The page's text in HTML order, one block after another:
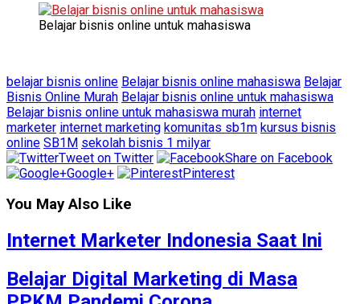
Belajar bisnis online untuk mahasiswa
belajar bisnis online Belajar bisnis online mahasiswa Belajar
Bisnis Online Murah Belajar bisnis online untuk mahasiswa
Belajar bisnis online untuk mahasiswa murah internet
marketer internet marketing komunitas sb1m kursus bisnis
online SB1M sekolah bisnis 1 milyar
Tweet on Twitter
Share on Facebook
Google+
Pinterest
You May Also Like
Internet Marketer Indonesia Saat Ini
Belajar Digital Marketing di Masa